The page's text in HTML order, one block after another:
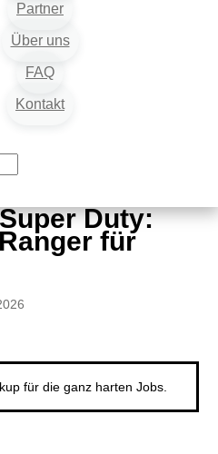
Partner
Über uns
FAQ
Kontakt
Super-Ranger für harte Jobs
Duty:
für
für die ganz harten Jobs.